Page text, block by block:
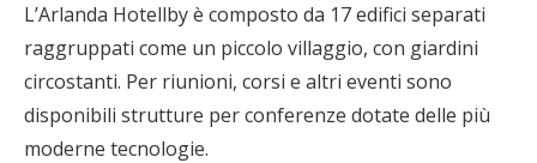
L’Arlanda Hotellby è composto da 17 edifici separati
raggruppati come un piccolo villaggio, con giardini
circostanti. Per riunioni, corsi e altri eventi sono
disponibili strutture per conferenze dotate delle più
moderne tecnologie.